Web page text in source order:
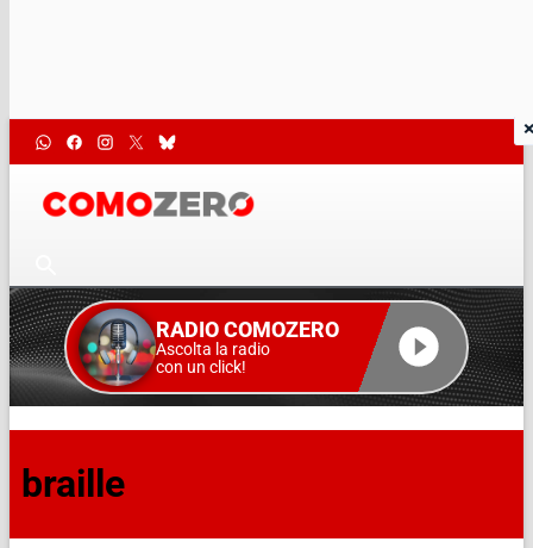
RADIO COMOZERO
Ascolta la radio
con un click!
braille